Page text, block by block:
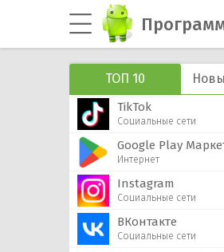
ТОП 10
TikTok
Социальные сети
Google Play
Интернет
Instagram
Социальные сети
ВКонтакте
Социальные сети